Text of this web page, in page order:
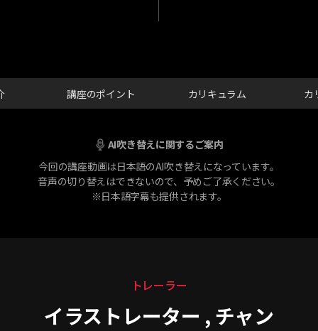
講座のポイント カリキュラム カ
AI吹き替えに関するご案内
今回の講座動画は日本語のAI吹き替えになっています。
音声の切り替えはできないので、予めご了承ください。
※日本語字幕も提供されます。
トレーラー
イラストレーター , チャン